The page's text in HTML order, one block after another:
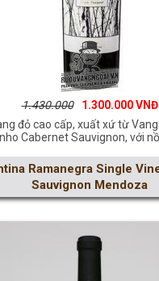
1.430.000
1.300.000
đỏ cao cấp, xuất xứ từ
Cabernet Sauvignon, với
Ramanegra Single
Sauvignon Mendoza